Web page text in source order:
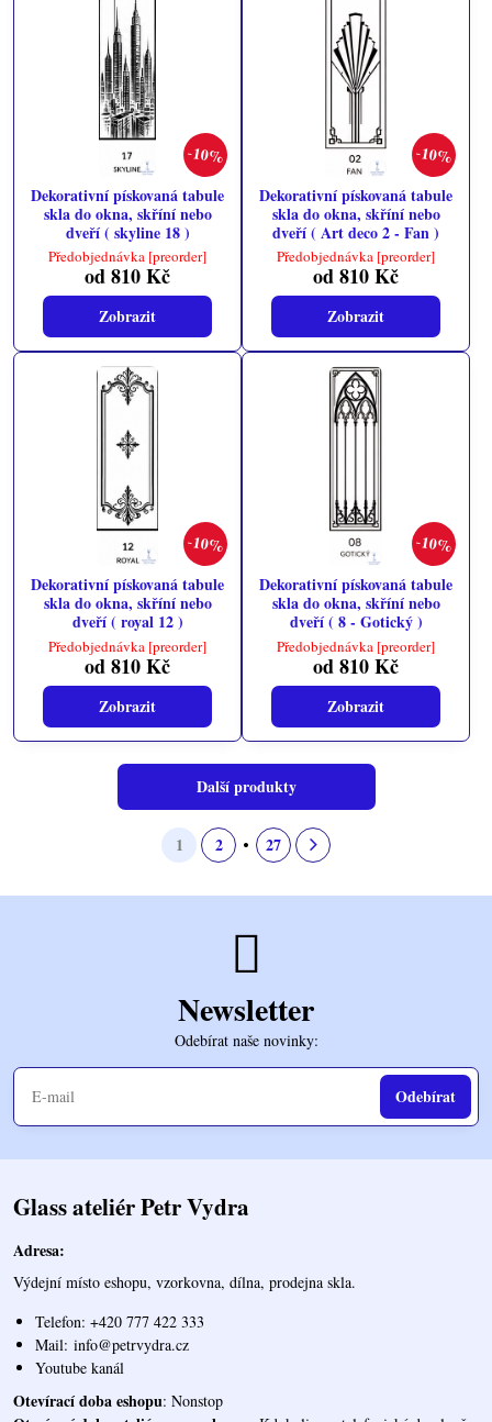
10%
Dekorativní pískovaná tabule
skla do okna, skříní nebo
dveří ( skyline 18 )
Předobjednávka [preorder]
od 810 Kč
Zobrazit
10%
Dekorativní pískovaná tabule
skla do okna, skříní nebo
dveří ( Art deco 2 - Fan )
Předobjednávka [preorder]
od 810 Kč
Zobrazit
10%
Dekorativní pískovaná tabule
skla do okna, skříní nebo
dveří ( royal 12 )
Předobjednávka [preorder]
od 810 Kč
Zobrazit
10%
Dekorativní pískovaná tabule
skla do okna, skříní nebo
dveří ( 8 - Gotický )
Předobjednávka [preorder]
od 810 Kč
Zobrazit
Další produkty
1 2 27
Newsletter
Odebírat naše novinky:
Odebírat
Glass ateliér Petr Vydra
Adresa:
Výdejní místo eshopu, vzorkovna, dílna, prodejna skla.
Telefon: +420 777 422 333
Mail: info@petrvydra.cz
Youtube kanál
Otevírací doba eshopu: Nonstop